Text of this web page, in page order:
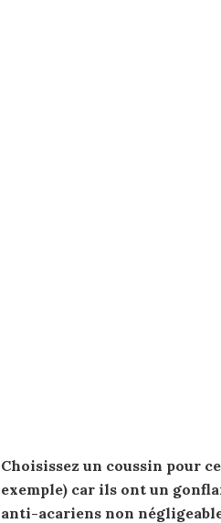
Choisissez un coussin pour
exemple) car ils ont un
anti-acariens non